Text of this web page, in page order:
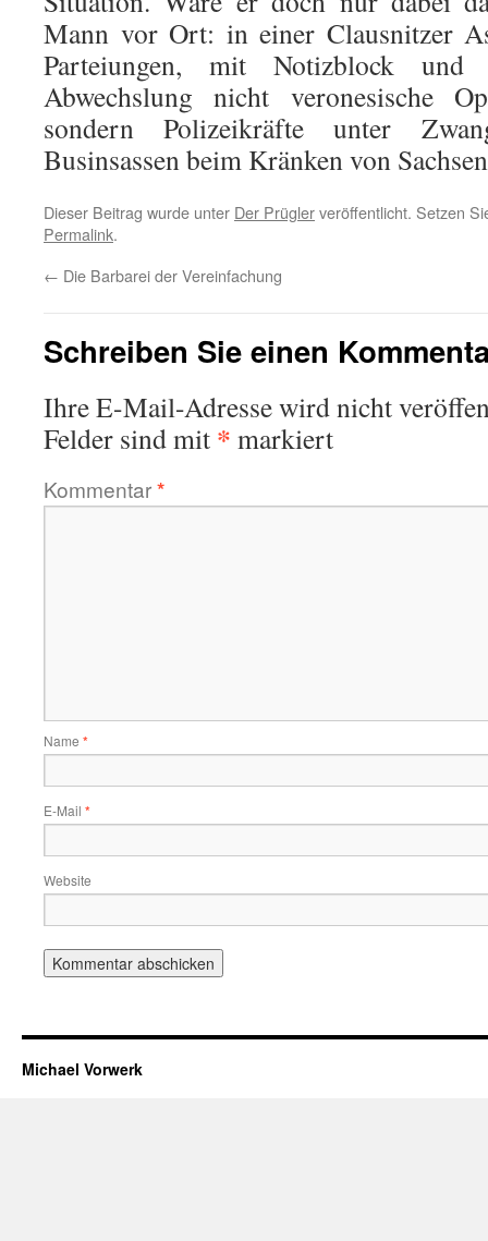
Mann vor Ort: in einer Clausnitzer
Parteiungen, mit Notizblock und
Abwechslung nicht veronesische
sondern Polizeikräfte unter
Businsassen beim Kränken von
Dieser Beitrag wurde unter Der Prüglerveröffentlicht. Setzen
Permalink.
← Die Barbarei der Vereinfachung
Schreiben Sie einen
Ihre E-Mail-Adresse wird nicht
Felder sind mit * markiert
Kommentar*
Name *
E-Mail *
Website
Michael Vorwerk